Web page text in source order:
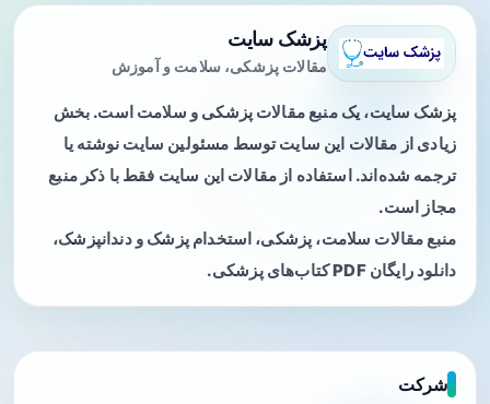
پزشک سایت
مقالات پزشکی، سلامت و آموزش
پزشک سایت، یک منبع مقالات پزشکی و سلامت است. بخش
زیادی از مقالات این سایت توسط مسئولین سایت نوشته یا
ترجمه شده‌اند. استفاده از مقالات این سایت فقط با ذکر منبع
مجاز است.
منبع مقالات سلامت، پزشکی، استخدام پزشک و دندانپزشک،
دانلود رایگان PDF کتاب‌های پزشکی.
شرکت